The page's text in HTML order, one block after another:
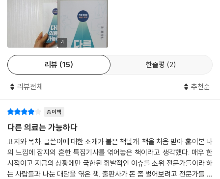
1장 「의료민영화는 건강을 위협한다」
연합병원장인 백재중과 공공성이 취약한 한국 의료시스템의 구조적 한계
를 들여다본다. 일제강점기를 지나 미군정을 지나면서 자유방임형 의료가
정착하게 된 과정부터 2000년대 삼성, 현대 등 재벌자본이 의료영역에서
새로운 시장을 개척하는 데 이르기까지 의료민영화의 흐름을 역사적인 관
점에서 살펴본다. 흔히 1990년대 이후 신자유주의의 영향이라고 분석해
적 결과로 파악하고, 오늘날 활발히 논의되고 있는 디지털의료와 원격의료
5장 「사람중심 의료를 향해」
해온 서울대 보건대학원 교수 김창엽과 의료보험제도를 통해 구축되어온
시장형 의료체계의 특징과 한계를 짚는다. 한국의 의료정책 중 가장 만족
도가 높은 제도로 평가받고 있는 전국민 의료보험이 실은 박정희정권 당시
국가 통치기술의 일환으로 활용되었다고 분석하며, 공적 자본이 민간 공급
4
리뷰 15 한줄평 2
리뷰전체 추천순
종이책
다른 의료는 가능하다
표지와 목차. 글쓴이에 대한 소개가 붙은 책날개. 책을 처음 받아 훝어본 나
의 느낌에 잡지의 흔한 특집기사를 엮어놓은 책이라고 생각했다. 매우 한
시적이고 지금의 상황에만 국한된 휘발적인 이슈를 소위 전문가들이라 하
는 사람들과 나눈 대담을 엮은 책. 출판사가 돈 좀 벌어보려고 전문가들 인